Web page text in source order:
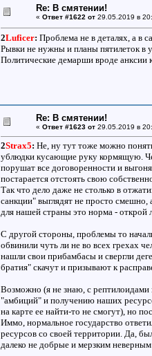
Re: В смятении!
« Ответ #1622 от29.05.2019 в
2Luficer: Проблема не в деталях, а в
Рывки не нужны и планы пятилеток в
Политические демарши вроде анксии
Re: В смятении!
« Ответ #1623 от29.05.2019 в
2Strax5: Не, ну тут тоже можно
ублюдки кусающие руку кормящую.
порушат все договоренности и
постарается отстоять свою
Так что дело даже не столько в
санкции" выглядят не просто
для нашей страны это норма -
С другой стороны, проблемы то
обвинили чуть ли не во всех грехах
нашли свои прибамбасы и свергли
братия" скачут и призывают к
Возможно (я не знаю, с
"амбиций" и получению наших
на карте ее найти-то не смогут), но
Иммо, нормальное государство
ресурсов со своей территории. Да,
далеко не добрые и мерзким